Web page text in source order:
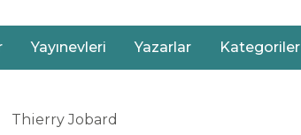
Yayınevleri Yazarlar Kategoriler
Thierry Jobard